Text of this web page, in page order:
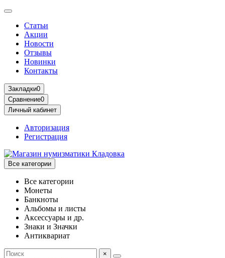
Статьи
Акции
Новости
Отзывы
Новинки
Контакты
Закладки0
Сравнение0
Личный кабинет
Авторизация
Регистрация
Все категории
Все категории
Монеты
Банкноты
Альбомы и листы
Аксессуары и др.
Знаки и Значки
Антиквариат
×